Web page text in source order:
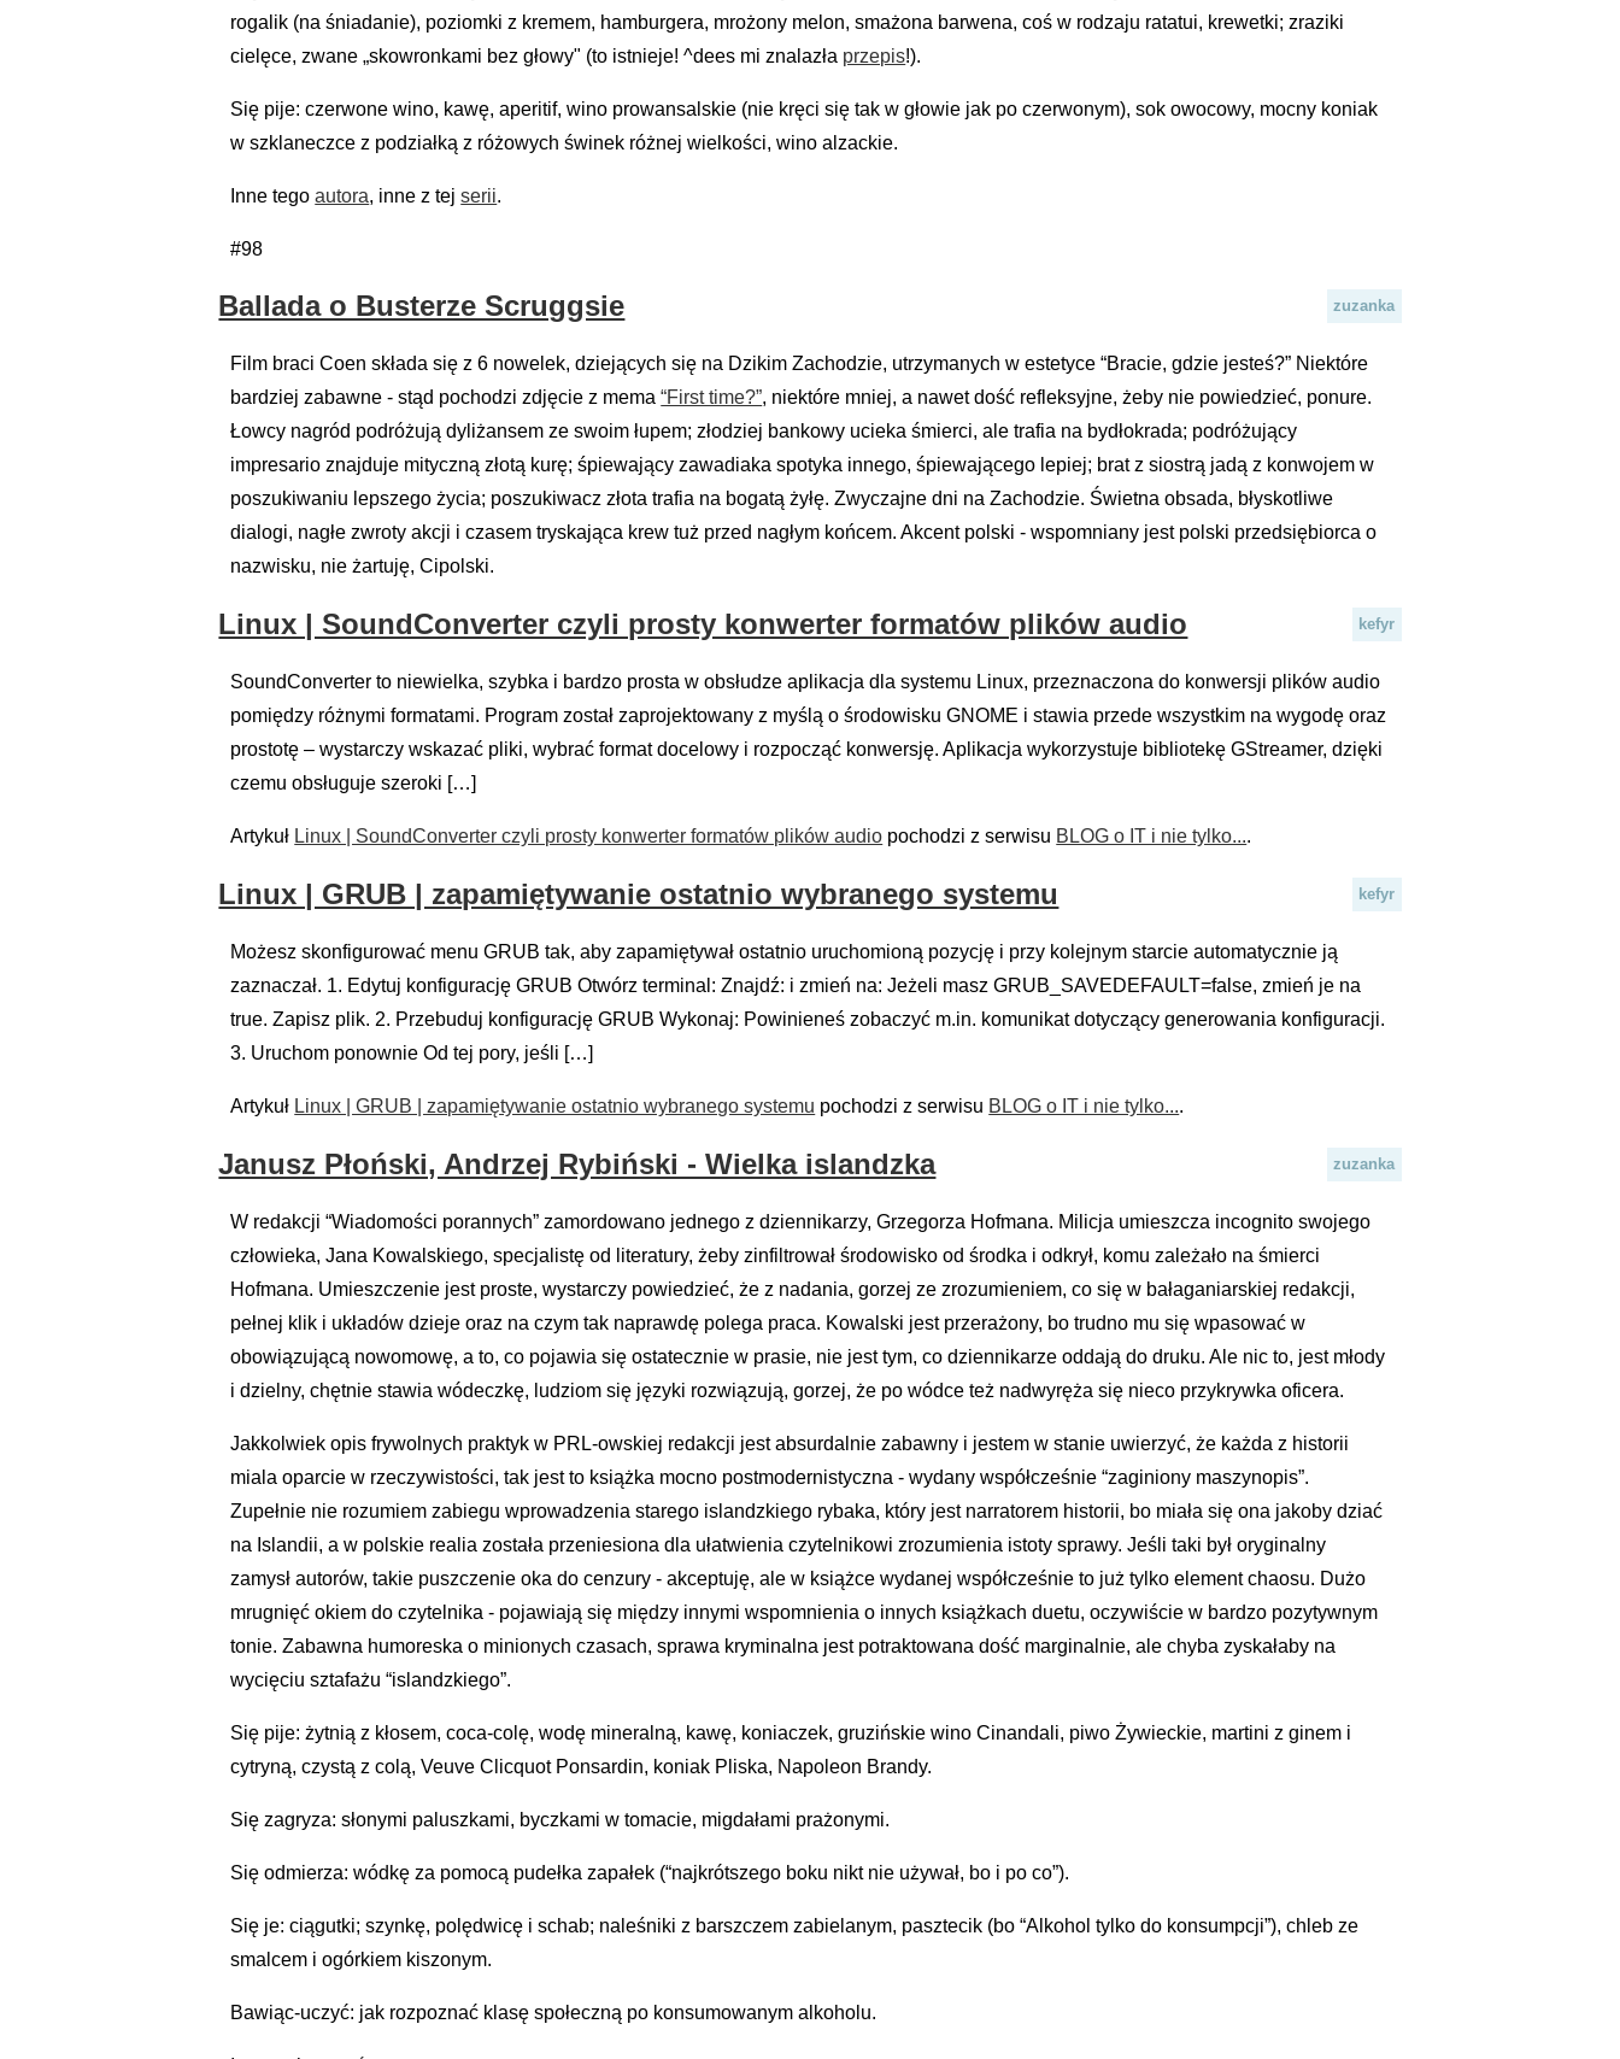
rogalik (na śniadanie), poziomki z kremem, hamburgera, mrożony melon, smażona barwena, coś w rodzaju ratatui, krewetki; zraziki
cielęce, zwane „skowronkami bez głowy" (to istnieje! ^dees mi znalazła przepis!).
Się pije: czerwone wino, kawę, aperitif, wino prowansalskie (nie kręci się tak w głowie jak po czerwonym), sok owocowy, mocny koniak
w szklaneczce z podziałką z różowych świnek różnej wielkości, wino alzackie.
Inne tegoautora, inne z tejserii.
#98
zuzanka
Ballada o Busterze Scruggsie
Film braci Coen składa się z 6 nowelek, dziejących się na Dzikim Zachodzie, utrzymanych w estetyce “Bracie, gdzie jesteś?” Niektóre
bardziej zabawne - stąd pochodzi zdjęcie z mema“First time?”, niektóre mniej, a nawet dość refleksyjne, żeby nie powiedzieć, ponure.
Łowcy nagród podróżują dyliżansem ze swoim łupem; złodziej bankowy ucieka śmierci, ale trafia na bydłokrada; podróżujący
impresario znajduje mityczną złotą kurę; śpiewający zawadiaka spotyka innego, śpiewającego lepiej; brat z siostrą jadą z konwojem w
poszukiwaniu lepszego życia; poszukiwacz złota trafia na bogatą żyłę. Zwyczajne dni na Zachodzie. Świetna obsada, błyskotliwe
dialogi, nagłe zwroty akcji i czasem tryskająca krew tuż przed nagłym końcem. Akcent polski - wspomniany jest polski przedsiębiorca o
nazwisku, nie żartuję, Cipolski.
kefyr
Linux | SoundConverter czyli prosty konwerter formatów plików audio
SoundConverter to niewielka, szybka i bardzo prosta w obsłudze aplikacja dla systemu Linux, przeznaczona do konwersji plików audio
pomiędzy różnymi formatami. Program został zaprojektowany z myślą o środowisku GNOME i stawia przede wszystkim na wygodę oraz
prostotę – wystarczy wskazać pliki, wybrać format docelowy i rozpocząć konwersję. Aplikacja wykorzystuje bibliotekę GStreamer, dzięki
czemu obsługuje szeroki […]
Artykuł Linux | SoundConverter czyli prosty konwerter formatów plików audio pochodzi z serwisu BLOG o IT i nie tylko....
kefyr
Linux | GRUB | zapamiętywanie ostatnio wybranego systemu
Możesz skonfigurować menu GRUB tak, aby zapamiętywał ostatnio uruchomioną pozycję i przy kolejnym starcie automatycznie ją
zaznaczał. 1. Edytuj konfigurację GRUB Otwórz terminal: Znajdź: i zmień na: Jeżeli masz GRUB_SAVEDEFAULT=false, zmień je na
true. Zapisz plik. 2. Przebuduj konfigurację GRUB Wykonaj: Powinieneś zobaczyć m.in. komunikat dotyczący generowania konfiguracji.
3. Uruchom ponownie Od tej pory, jeśli […]
Artykuł Linux | GRUB | zapamiętywanie ostatnio wybranego systemu pochodzi z serwisu BLOG o IT i nie tylko....
zuzanka
Janusz Płoński, Andrzej Rybiński - Wielka islandzka
W redakcji “Wiadomości porannych” zamordowano jednego z dziennikarzy, Grzegorza Hofmana. Milicja umieszcza incognito swojego
człowieka, Jana Kowalskiego, specjalistę od literatury, żeby zinfiltrował środowisko od środka i odkrył, komu zależało na śmierci
Hofmana. Umieszczenie jest proste, wystarczy powiedzieć, że z nadania, gorzej ze zrozumieniem, co się w bałaganiarskiej redakcji,
pełnej klik i układów dzieje oraz na czym tak naprawdę polega praca. Kowalski jest przerażony, bo trudno mu się wpasować w
obowiązującą nowomowę, a to, co pojawia się ostatecznie w prasie, nie jest tym, co dziennikarze oddają do druku. Ale nic to, jest młody
i dzielny, chętnie stawia wódeczkę, ludziom się języki rozwiązują, gorzej, że po wódce też nadwyręża się nieco przykrywka oficera.
Jakkolwiek opis frywolnych praktyk w PRL-owskiej redakcji jest absurdalnie zabawny i jestem w stanie uwierzyć, że każda z historii
miala oparcie w rzeczywistości, tak jest to książka mocno postmodernistyczna - wydany współcześnie “zaginiony maszynopis”.
Zupełnie nie rozumiem zabiegu wprowadzenia starego islandzkiego rybaka, który jest narratorem historii, bo miała się ona jakoby dziać
na Islandii, a w polskie realia została przeniesiona dla ułatwienia czytelnikowi zrozumienia istoty sprawy. Jeśli taki był oryginalny
zamysł autorów, takie puszczenie oka do cenzury - akceptuję, ale w książce wydanej współcześnie to już tylko element chaosu. Dużo
mrugnięć okiem do czytelnika - pojawiają się między innymi wspomnienia o innych książkach duetu, oczywiście w bardzo pozytywnym
tonie. Zabawna humoreska o minionych czasach, sprawa kryminalna jest potraktowana dość marginalnie, ale chyba zyskałaby na
wycięciu sztafażu “islandzkiego”.
Się pije: żytnią z kłosem, coca-colę, wodę mineralną, kawę, koniaczek, gruzińskie wino Cinandali, piwo Żywieckie, martini z ginem i
cytryną, czystą z colą, Veuve Clicquot Ponsardin, koniak Pliska, Napoleon Brandy.
Się zagryza: słonymi paluszkami, byczkami w tomacie, migdałami prażonymi.
Się odmierza: wódkę za pomocą pudełka zapałek (“najkrótszego boku nikt nie używał, bo i po co”).
Się je: ciągutki; szynkę, polędwicę i schab; naleśniki z barszczem zabielanym, pasztecik (bo “Alkohol tylko do konsumpcji”), chleb ze
smalcem i ogórkiem kiszonym.
Bawiąc-uczyć: jak rozpoznać klasę społeczną po konsumowanym alkoholu.